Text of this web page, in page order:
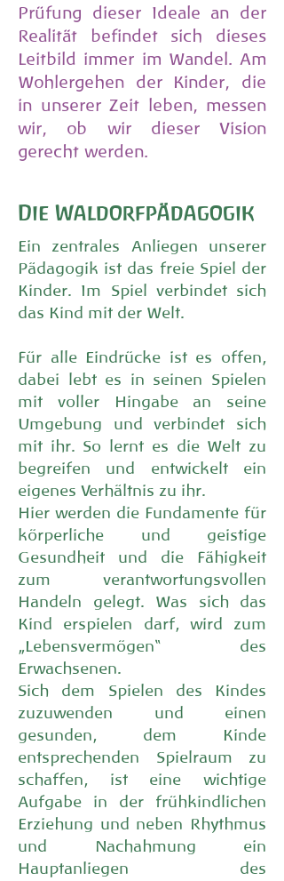
Prüfung dieser Ideale an der
Realität befindet sich dieses
Leitbild immer im Wandel. Am
Wohlergehen der Kinder, die
in unserer Zeit leben, messen
wir, ob wir dieser Vision
gerecht werden.
Die Waldorfpädagogik
Ein zentrales Anliegen unserer
Pädagogik ist das freie Spiel der
Kinder. Im Spiel verbindet sich
das Kind mit der Welt.
Für alle Eindrücke ist es offen,
dabei lebt es in seinen Spielen
mit voller Hingabe an seine
Umgebung und verbindet sich
mit ihr. So lernt es die Welt zu
begreifen und entwickelt ein
eigenes Verhältnis zu ihr.
Hier werden die Fundamente für
körperliche und geistige
Gesundheit und die Fähigkeit
zum verantwortungsvollen
Handeln gelegt. Was sich das
Kind erspielen darf, wird zum
„Lebensvermögen“ des
Erwachsenen.
Sich dem Spielen des Kindes
zuzuwenden und einen
gesunden, dem Kinde
entsprechenden Spielraum zu
schaffen, ist eine wichtige
Aufgabe in der frühkindlichen
Erziehung und neben Rhythmus
und Nachahmung ein
Hauptanliegen des